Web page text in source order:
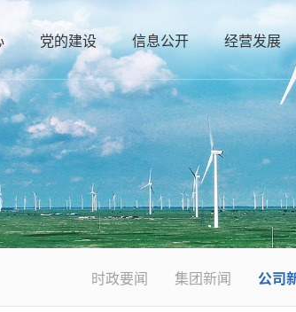
党的建设 信息公开 经营发展
时政要闻 集团新闻 公司